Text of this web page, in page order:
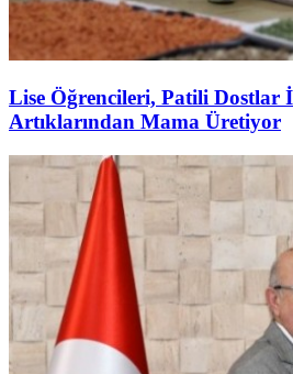
Lise Öğrencileri, Patili Dostlar
Artıklarından Mama Üretiyor